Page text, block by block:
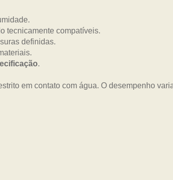
tecnicamente compatíveis.
definidas.
.
em contato com água. O desempenho